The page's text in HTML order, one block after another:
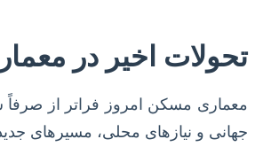
تحولات اخیر در
معماری مسکن امروز فراتر از صرفاً
جهانی و نیازهای محلی، مسیرهای